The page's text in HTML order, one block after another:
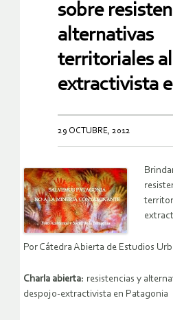
sobre
alternativas
territoriales
extractivista
29 OCTUBRE, 2012
Por Cátedra Abierta de Estudios
Charla abierta: resistencias y
despojo-extractivista en Patagonia